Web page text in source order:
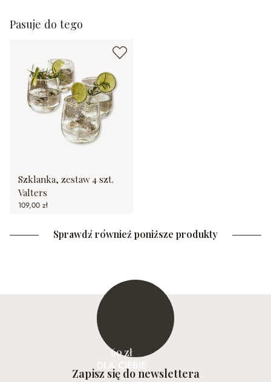
Pasuje do tego
Szklanka, zestaw 4 szt.
Valters
109,00 zł
Sprawdź również poniższe produkty
60 zł
DLA CIEBIE
Zapisz się do newslettera